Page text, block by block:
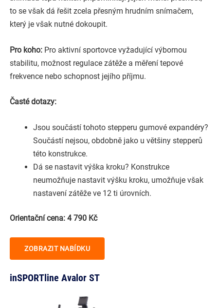
to se však dá řešit zcela přesným hrudním snímačem,
který je však nutné dokoupit.
Pro koho: Pro aktivní sportovce vyžadující výbornou
stabilitu, možnost regulace zátěže a měření tepové
frekvence nebo schopnost jejího příjmu.
Časté dotazy:
Jsou součástí tohoto stepperu gumové expandéry?
Součástí nejsou, obdobně jako u většiny stepperů
této konstrukce.
Dá se nastavit výška kroku? Konstrukce
neumožňuje nastavit výšku kroku, umožňuje však
nastavení zátěže ve 12 ti úrovních.
Orientační cena: 4 790 Kč
ZOBRAZIT NABÍDKU
inSPORTline Avalor ST